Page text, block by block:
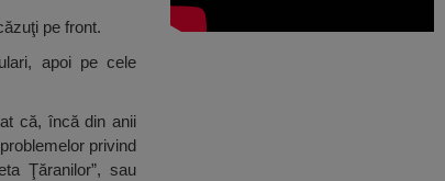
pe front.
apoi pe cele
că, încă din anii
privind
Ţăranilor”, sau